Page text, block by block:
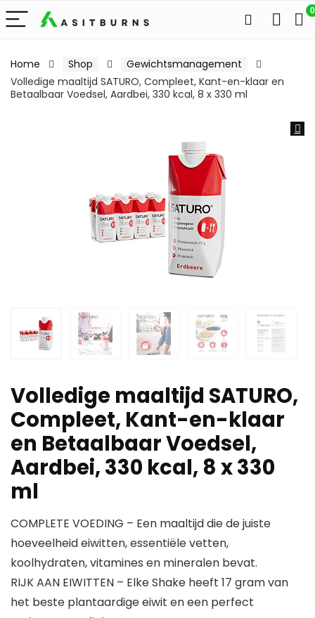
0
Home Shop
Gewichtsmanagement
Volledige maaltijd SATURO, Compleet, Kant-en-klaar en
Betaalbaar Voedsel, Aardbei, 330 kcal, 8 x 330 ml
Volledige maaltijd SATURO,
Compleet, Kant-en-klaar
en Betaalbaar Voedsel,
Aardbei, 330 kcal, 8 x 330
ml
COMPLETE VOEDING – Een maaltijd die de juiste
hoeveelheid eiwitten, essentiële vetten,
koolhydraten, vitamines en mineralen bevat.
RIJK AAN EIWITTEN – Elke Shake heeft 17 gram van
het beste plantaardige eiwit en een perfect